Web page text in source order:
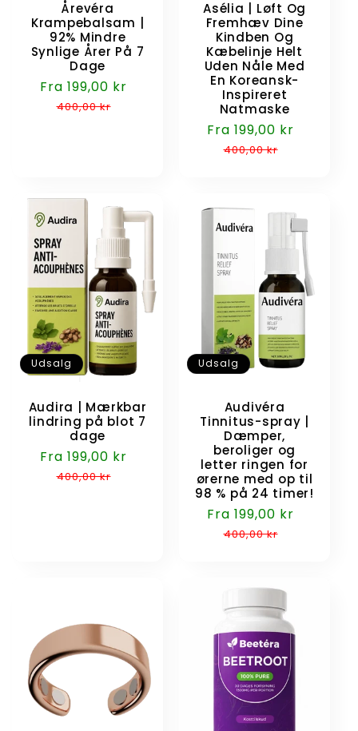
Årevéra
Krampebalsam |
92% Mindre
Synlige Årer På 7
Dage
Udsalgspris
Fra 199,00 kr Normalpris
400,00 kr
Asélia | Løft Og
Fremhæv Dine
Kindben Og
Kæbelinje Helt
Uden Nåle Med
En Koreansk-
Inspireret
Natmaske
Udsalgspris
Fra 199,00 kr
400,00 kr
Udsalg
Audira | Mærkbar
lindring på blot 7
dage
Udsalgspris
Fra 199,00 kr Normalpris
400,00 kr
Udsalg
Audivéra
Tinnitus-spray |
Dæmper,
beroliger og
letter ringen for
ørerne med op til
98 % på 24 timer!
Udsalgspris
Fra 199,00 kr
400,00 kr